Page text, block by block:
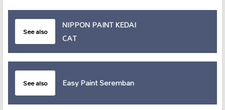
See also
NIPPON PAINT KEDAI
CAT
See also Easy Paint Seremban